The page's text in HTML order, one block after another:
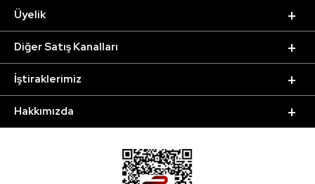
Üyelik
Diğer Satış Kanalları
İştiraklerimiz
Hakkımızda